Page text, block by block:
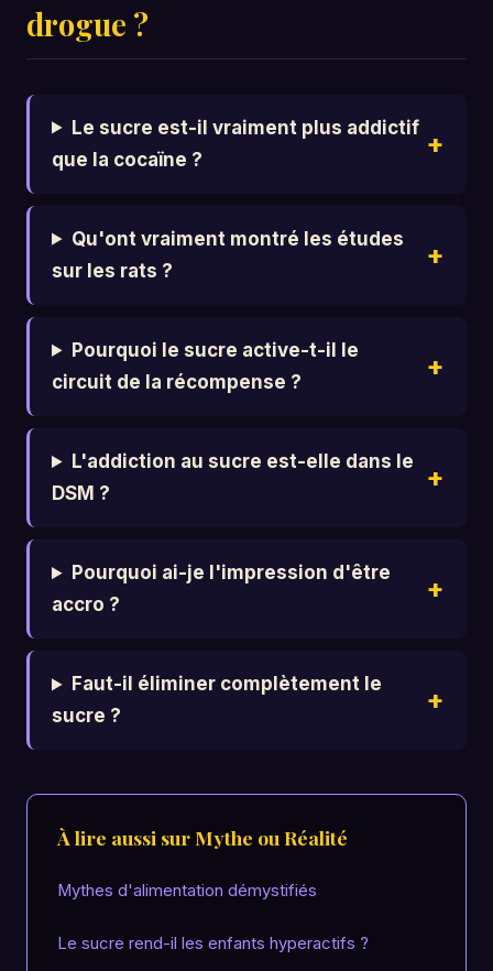
drogue ?
Le sucre est-il vraiment plus addictif
que la cocaïne ?
Qu'ont vraiment montré les études
sur les rats ?
Pourquoi le sucre active-t-il le
circuit de la récompense ?
L'addiction au sucre est-elle dans le
DSM ?
Pourquoi ai-je l'impression d'être
accro ?
Faut-il éliminer complètement le
sucre ?
À lire aussi sur Mythe ou Réalité
Mythes d'alimentation démystifiés
Le sucre rend-il les enfants hyperactifs ?